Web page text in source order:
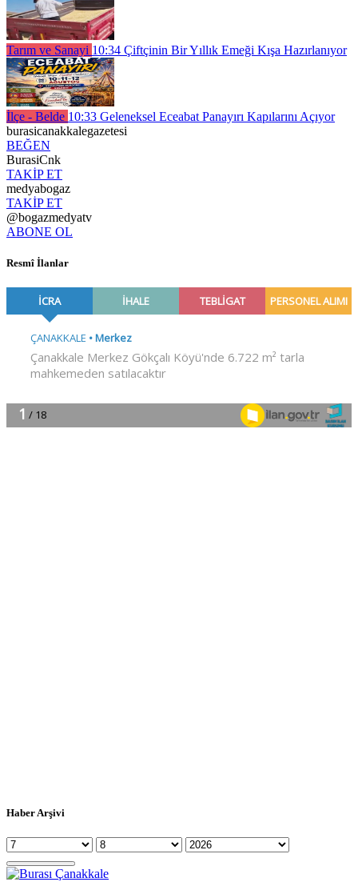
Tarım ve Sanayi 10:34 Çiftçinin Bir Yıllık Emeği Kışa Hazırlanıyor
İlçe - Belde 10:33 Geleneksel Eceabat Panayırı Kapılarını Açıyor
burasicanakkalegazetesi
BEĞEN
BurasiCnk
TAKİP ET
medyabogaz
TAKİP ET
@bogazmedyatv
ABONE OL
Resmî İlanlar
Haber Arşivi